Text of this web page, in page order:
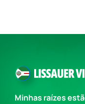
Minhas raízes